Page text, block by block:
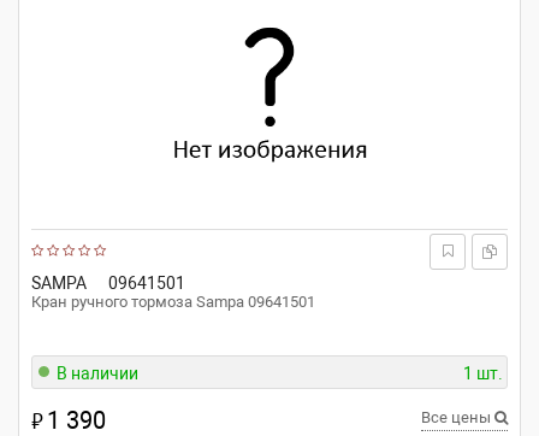
SAMPA 09641501
Кран ручного тормоза Sampa 09641501
В наличии 1 шт.
₽1 390 Все цены